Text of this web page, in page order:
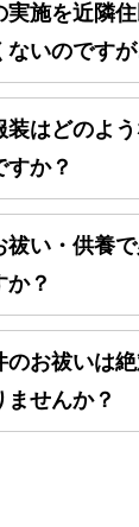
実施を近隣
ないのです
装はどのよ
すか？
祓い・供養
か？
のお祓いは
ませんか？